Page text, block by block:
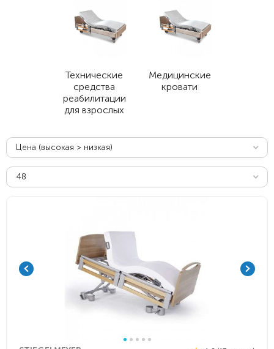
Технические
средства
реабилитации
для взрослых
Медицинские
кровати
Цена (высокая > низкая)
48